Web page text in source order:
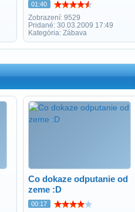
01:40
Zobrazení: 9529
Pridané: 30.03.2009 17:49
Kategória: Zábava
Co dokaze odputanie od
zeme :D
00:17